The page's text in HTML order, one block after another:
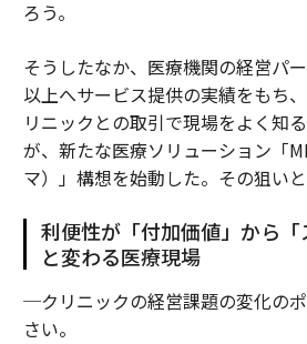
ろう。
そうしたなか、医療機関の経営パ
以上へサービス提供の実績をもち
リニックとの取引で現場をよく知
が、新たな医療ソリューション「
マ）」構想を始動した。その狙いと
利便性が「付加価値」から
と変わる医療現場
─クリニックの経営課題の変化の
さい。